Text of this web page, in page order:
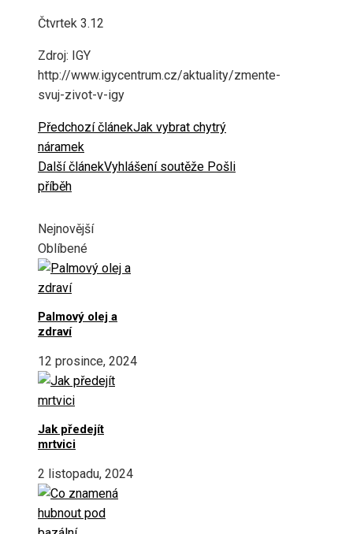
Čtvrtek 3.12
Zdroj: IGY
http://www.igycentrum.cz/aktuality/zmente-
svuj-zivot-v-igy
Předchozí článekJak vybrat chytrý
náramek
Další článekVyhlášení soutěže Pošli
příběh
Nejnovější
Oblíbené
Palmový olej a
zdraví
12 prosince, 2024
Jak předejít
mrtvici
2 listopadu, 2024